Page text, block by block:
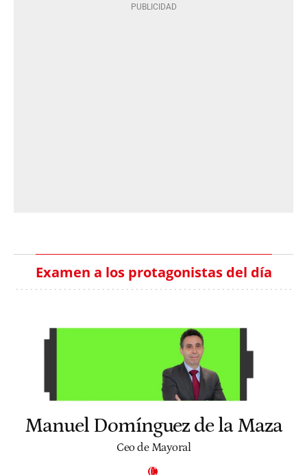
Examen a los protagonistas del día
Manuel Domínguez de la Maza
Ceo de Mayoral